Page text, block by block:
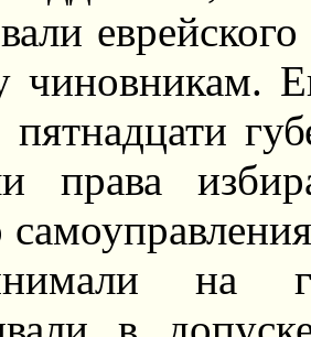
чиновникам.
пятнадцати
права
на